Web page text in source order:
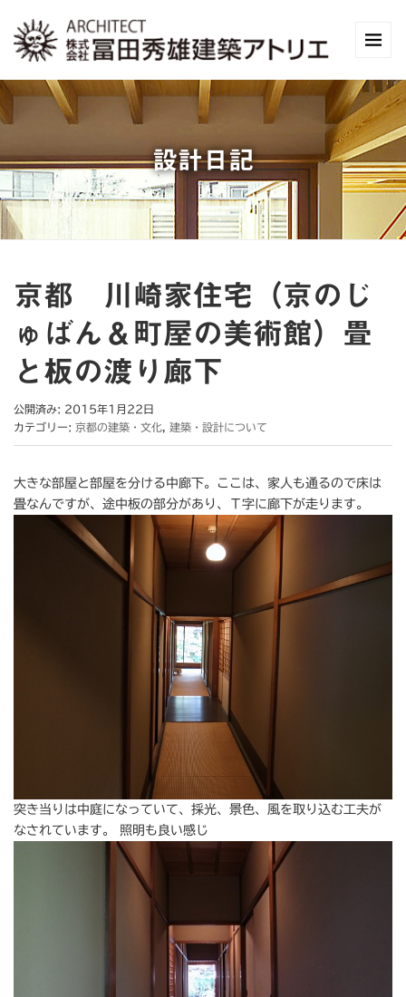
設計日記
京都 川崎家住宅（京のじ
ゅばん＆町屋の美術館）畳
と板の渡り廊下
公開済み: 2015年1月22日
カテゴリー: 京都の建築・文化 建築・設計について
大きな部屋と部屋を分ける中廊下。ここは、家人も通るので床は
畳なんですが、途中板の部分があり、Ｔ字に廊下が走ります。
突き当りは中庭になっていて、採光、景色、風を取り込む工夫が
なされています。 照明も良い感じ